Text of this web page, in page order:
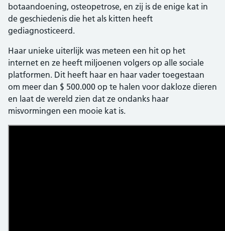
botaandoening, osteopetrose, en zij is de enige kat in
de geschiedenis die het als kitten heeft
gediagnosticeerd.
Haar unieke uiterlijk was meteen een hit op het
internet en ze heeft miljoenen volgers op alle sociale
platformen. Dit heeft haar en haar vader toegestaan ​​
om meer dan $ 500.000 op te halen voor dakloze dieren
en laat de wereld zien dat ze ondanks haar
misvormingen een mooie kat is.